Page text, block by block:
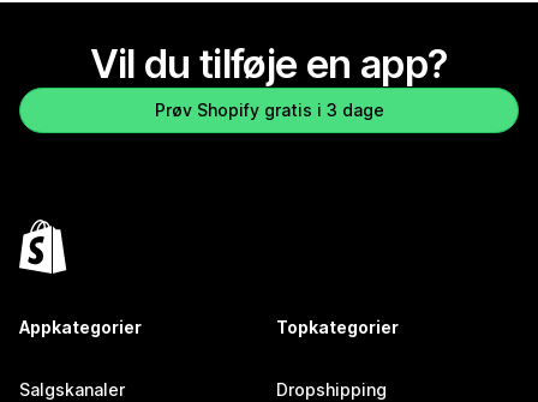
Vil du tilføje en app?
Prøv Shopify gratis i 3 dage
Appkategorier
Salgskanaler
Topkategorier
Dropshipping